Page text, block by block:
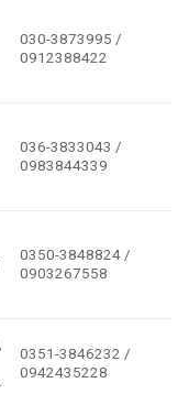
030-3873995 /
0912388422
036-3833043 /
0983844339
0350-3848824 /
0903267558
0351-3846232 /
0942435228